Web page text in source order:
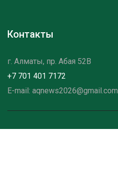
Контакты
г. Алматы, пр. Абая 52B
+7 701 401 7172
E-mail: aqnews2026@gmail.com